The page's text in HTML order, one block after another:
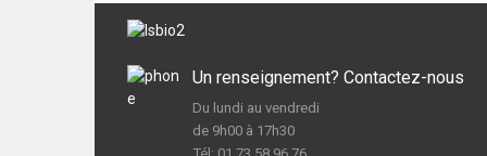
Un renseignement? Contactez-nous
Du lundi au vendredi
de 9h00 à 17h30